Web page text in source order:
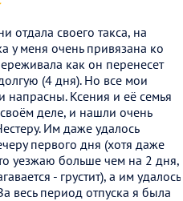
отдала своего такса, на
у меня очень привязана ко
как он перенесет
(4 дня). Но все мои
Ксения и её семья
деле, и нашли очень
Им даже удалось
первого дня (хотя даже
уезжаю больше чем на 2 дня,
- грустит), а им удалось
весь период отпуска я была